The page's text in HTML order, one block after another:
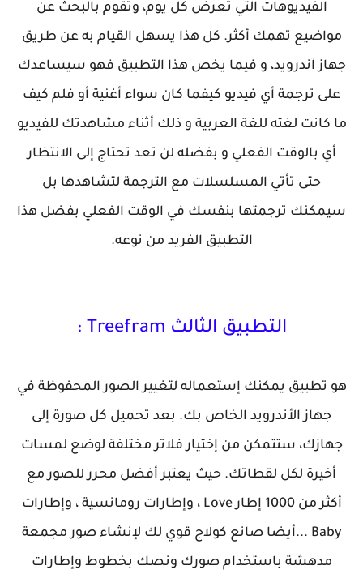
الفيديوهات التي تعرض كل يوم، وتقوم بالبحث عن
مواضيع تهمك أكثر. كل هذا يسهل القيام به عن طريق
جهاز آندرويد، و فيما يخص هذا التطبيق فهو سيساعدك
على ترجمة أي فيديو كيفما كان سواء أغنية أو فلم كيف
ما كانت لغته للغة العربية و ذلك أثناء مشاهدتك للفيديو
أي بالوقت الفعلي و بفضله لن تعد تحتاج إلى الانتظار
حتى تأتي المسلسلات مع الترجمة لتشاهدها بل
سيمكنك ترجمتها بنفسك في الوقت الفعلي بفضل هذا
التطبيق الفريد من نوعه.
التطبيق الثالث Treefram :
هو تطبيق يمكنك إستعماله لتغيير الصور المحفوظة في
جهاز الأندرويد الخاص بك. بعد تحميل كل صورة إلى
جهازك، ستتمكن من إختيار فلاتر مختلفة لوضع لمسات
أخيرة لكل لقطاتك. حيث يعتبر أفضل محرر للصور مع
أكثر من 1000 إطار Love ، وإطارات رومانسية ، وإطارات
Baby ...أيضا صانع كولاج قوي لك لإنشاء صور مجمعة
مدهشة باستخدام صورك ونصك بخطوط وإطارات